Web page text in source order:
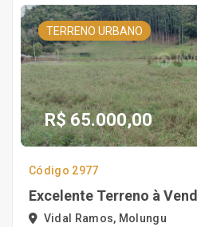
TERRENO URBANO
R$ 65.000,00
Código 2977
Excelente Terreno à
Vidal Ramos, Molungu